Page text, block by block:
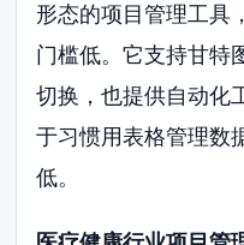
形态的项目管理工具
门槛低。它支持甘特
切换，也提供自动化
于习惯用表格管理数
低。